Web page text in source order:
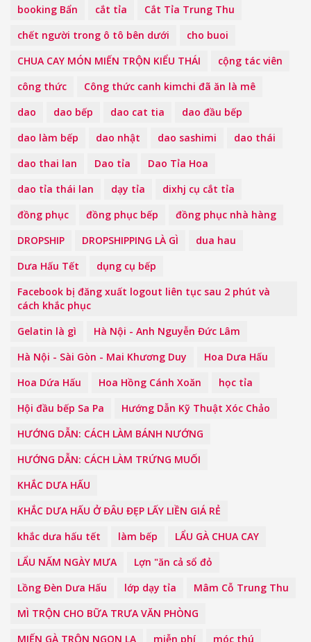
booking Bẩn
cắt tỉa
Cắt Tỉa Trung Thu
chết người trong ô tô bên dưới
cho buoi
CHUA CAY MÓN MIẾN TRỘN KIỂU THÁI
cộng tác viên
công thức
Công thức canh kimchi đã ăn là mê
dao
dao bếp dao cat tia
dao đầu bếp
dao làm bếp
dao nhật dao sashimi
dao thái
dao thai lan
Dao tỉa
Dao Tỉa Hoa
dao tỉa thái lan
dạy tỉa
dixhj cụ cắt tỉa
đồng phục
đồng phục bếp
đồng phục nhà hàng
DROPSHIP
DROPSHIPPING LÀ GÌ
dua hau
Dưa Hấu Tết
dụng cụ bếp
Facebook bị đăng xuất logout liên tục sau 2 phút và
cách khắc phục
Gelatin là gì
Hà Nội - Anh Nguyễn Đức Lâm
Hà Nội - Sài Gòn - Mai Khương Duy
Hoa Dưa Hấu
Hoa Dứa Hấu
Hoa Hồng Cánh Xoăn
học tỉa
Hội đầu bếp Sa Pa
Hướng Dẫn Kỹ Thuật Xóc Chảo
HƯỚNG DẪN: CÁCH LÀM BÁNH NƯỚNG
HƯỚNG DẪN: CÁCH LÀM TRỨNG MUỐI
KHẮC DƯA HẤU
KHẮC DƯA HẤU Ở ĐÂU ĐẸP LẤY LIỀN GIÁ RẺ
khắc dưa hấu tết
làm bếp
LẨU GÀ CHUA CAY
LẨU NẤM NGÀY MƯA
Lợn "ăn cả sổ đỏ
Lồng Đèn Dưa Hấu
lớp dạy tỉa
Mâm Cỗ Trung Thu
MÌ TRỘN CHO BỮA TRƯA VĂN PHÒNG
MIẾN GÀ TRỘN NGON LẠ
miễn phí móc thú